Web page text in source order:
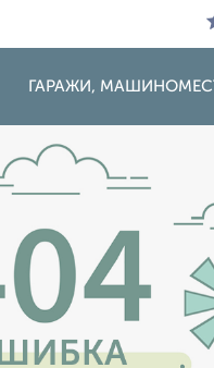
ГАРАЖИ,